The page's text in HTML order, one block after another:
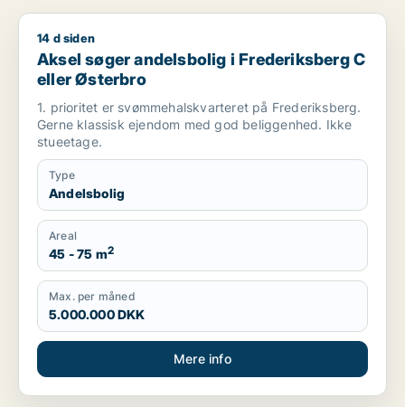
Aksel søger andelsbolig i Frederiksberg C eller Østerbro
14 d siden
Aksel søger andelsbolig i Frederiksberg C
eller Østerbro
1. prioritet er svømmehalskvarteret på Frederiksberg.
Gerne klassisk ejendom med god beliggenhed. Ikke
stueetage.
Type
Andelsbolig
Areal
45 - 75 m2
Max. per måned
5.000.000 DKK
Mere info